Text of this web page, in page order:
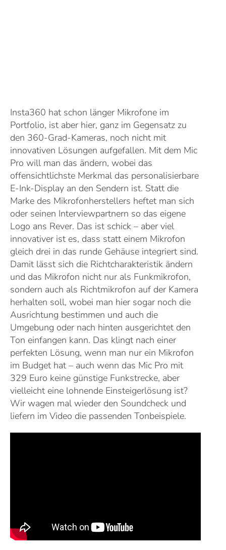
Insta360 hat schon länger Mikrofone im
Portfolio, ist aber hier, ganz im Gegensatz zu
den 360-Grad-Kameras, noch nicht mit
innovativen Lösungen aufgefallen. Mit dem Mic
Pro will man das ändern, wobei das
offensichtlichste Merkmal das personalisierbare
E-Ink-Display an den Sendern ist. Statt die
Marke des Mikrofonherstellers heftet man sich
oder seinen Interviewpartnern so das eigene
Logo ans Rever. Das ist schick – aber viel
innovativer ist es, dass statt einem Mikrofon
gleich drei in das runde Gehäuse integriert sind.
Damit lässt sich die Richtcharakteristik ändern
und das Mikrofon nicht nur als Funkmikrofon,
sondern auch als Richtmikrofon auf der Kamera
herhalten soll, wobei man hier sogar noch die
Ausrichtung bestimmen und auch die
Umgebung oder nach hinten ausgerichtet den
Ton einfangen kann. Das klingt nach einer
perfekten Lösung, wenn man nur ein Mikrofon
im Budget hat – auch wenn das Mic Pro mit
329 Euro keine günstige Funkstrecke, aber
vielleicht eine lohnende Einsteigerlösung ist?
Wir wagen mal wieder den Soundcheck und
liefern im Video die passenden Tonbeispiele.